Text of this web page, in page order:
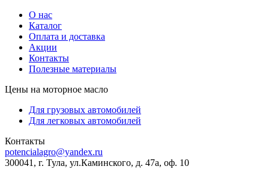
О нас
Каталог
Оплата и доставка
Акции
Контакты
Полезные материалы
Цены на моторное масло
Для грузовых автомобилей
Для легковых автомобилей
Контакты
potencialagro@yandex.ru
300041, г. Тула, ул.Каминского, д. 47а, оф. 10